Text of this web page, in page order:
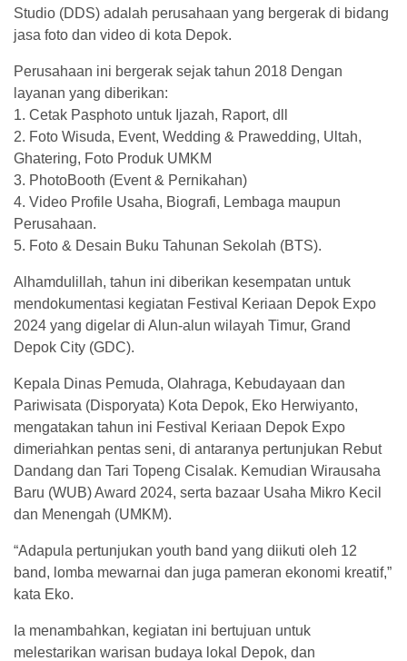
Studio (DDS) adalah perusahaan yang bergerak di bidang
jasa foto dan video di kota Depok.
Perusahaan ini bergerak sejak tahun 2018 Dengan
layanan yang diberikan:
1. Cetak Pasphoto untuk Ijazah, Raport, dll
2. ⁠Foto Wisuda, Event, Wedding & Prawedding, Ultah,
Ghatering, Foto Produk UMKM
3. ⁠PhotoBooth (Event & Pernikahan)
4. ⁠Video Profile Usaha, Biografi, Lembaga maupun
Perusahaan.
5. ⁠Foto & Desain Buku Tahunan Sekolah (BTS).
Alhamdulillah, tahun ini diberikan kesempatan untuk
mendokumentasi kegiatan Festival Keriaan Depok Expo
2024 yang digelar di Alun-alun wilayah Timur, Grand
Depok City (GDC).
Kepala Dinas Pemuda, Olahraga, Kebudayaan dan
Pariwisata (Disporyata) Kota Depok, Eko Herwiyanto,
mengatakan tahun ini Festival Keriaan Depok Expo
dimeriahkan pentas seni, di antaranya pertunjukan Rebut
Dandang dan Tari Topeng Cisalak. Kemudian Wirausaha
Baru (WUB) Award 2024, serta bazaar Usaha Mikro Kecil
dan Menengah (UMKM).
“Adapula pertunjukan youth band yang diikuti oleh 12
band, lomba mewarnai dan juga pameran ekonomi kreatif,”
kata Eko.
Ia menambahkan, kegiatan ini bertujuan untuk
melestarikan warisan budaya lokal Depok, dan